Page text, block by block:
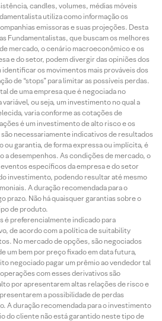
candles, volumes, médias móveis
utiliza como informação os
emissoras e suas projeções. Desta
Fundamentalistas, que buscam os melhores
mercado, o cenário macroeconômico e os
e do setor, podem divergir das opiniões dos
identificar os movimentos mais prováveis dos
de “stops” para limitar as possíveis perdas.
de uma empresa que é negociada no
ou seja, um investimento no qual a
varia conforme as cotações de
é um investimento de alto risco e os
necessariamente indicativos de resultados
garantia, de forma expressa ou implícita, é
a desempenhos. As condições de mercado, o
específicos da empresa e do setor
investimento, podendo resultar até mesmo
A duração recomendada para o
prazo. Não há quaisquer garantias sobre o
de produto.
é preferencialmente indicado para
de acordo com a política de suitability
No mercado de opções, são negociados
um bem por preço fixado em data futura,
negociado pagar um prêmio ao vendedor tal
com esses derivativos são
por apresentarem altas relações de risco e
a possibilidade de perdas
A duração recomendada para o investimento
do cliente não está garantido neste tipo de